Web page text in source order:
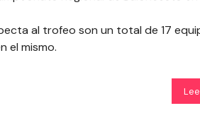
al trofeo son un total de 17
el mismo.